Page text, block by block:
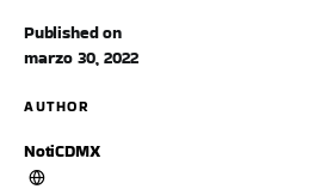
Published on
marzo 30, 2022
AUTHOR
NotiCDMX